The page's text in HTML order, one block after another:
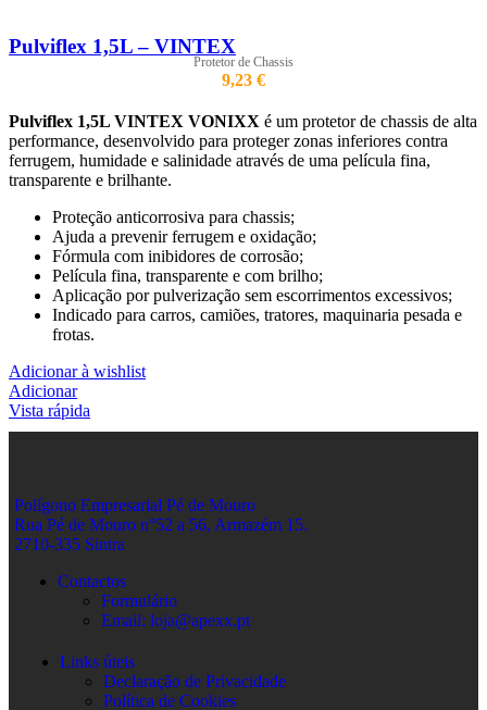
Pulviflex 1,5L – VINTEX
Protetor de Chassis
9,23 €
Pulviflex 1,5L VINTEX VONIXX é um protetor de chassis de alta
performance, desenvolvido para proteger zonas inferiores contra
ferrugem, humidade e salinidade através de uma película fina,
transparente e brilhante.
Proteção anticorrosiva para chassis;
Ajuda a prevenir ferrugem e oxidação;
Fórmula com inibidores de corrosão;
Película fina, transparente e com brilho;
Aplicação por pulverização sem escorrimentos excessivos;
Indicado para carros, camiões, tratores, maquinaria pesada e
frotas.
Adicionar à wishlist
Adicionar
Vista rápida
Polígono Empresarial Pé de Mouro
Rua Pé de Mouro n°52 a 56, Armazém 15.
2710-335 Sintra
Contactos
Formulário
Email: loja@apexx.pt
Links úteis
Declaração de Privacidade
Política de Cookies